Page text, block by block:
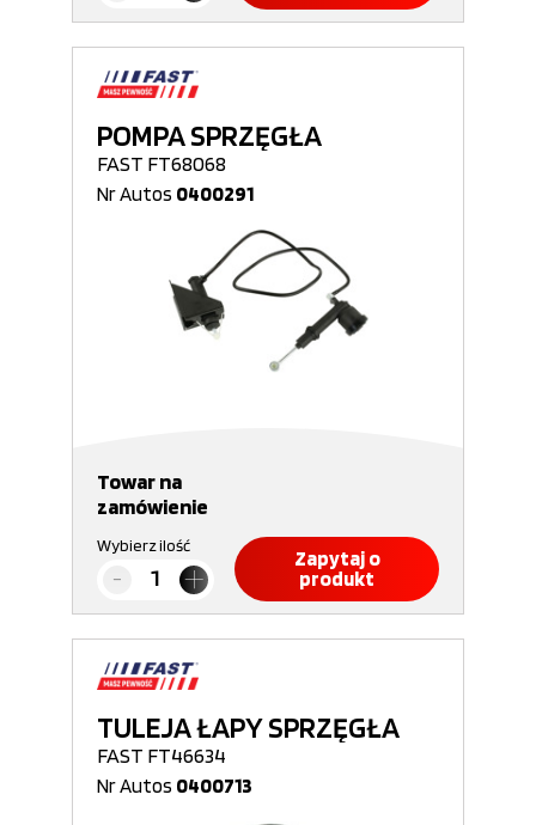
POMPA SPRZĘGŁA
FAST FT68068
Nr Autos 0400291
Towar na
zamówienie
Wybierz ilość
Zapytaj o
produkt
TULEJA ŁAPY SPRZĘGŁA
FAST FT46634
Nr Autos 0400713